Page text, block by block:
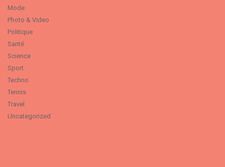
Mode
Photo & Video
Politique
Santé
Science
Sport
Techno
Tennis
Travel
Uncategorized